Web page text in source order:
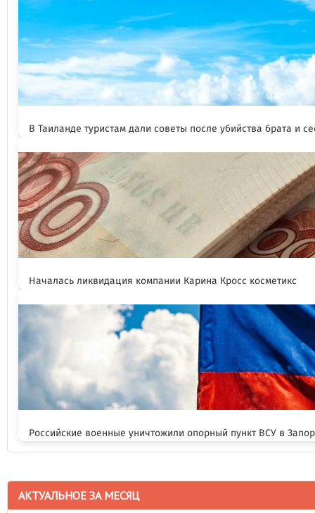
В Таиланде туристам дали советы после убийства брата и
Началась ликвидация компании Карина Кросс косметикс
Российские военные уничтожили опорный пункт ВСУ в
АКТУАЛЬНОЕ ЗА МЕСЯЦ